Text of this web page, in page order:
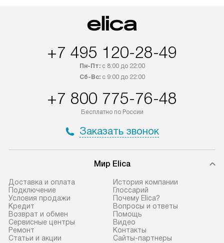
быть отправлены покупателю
интересен товар «Под заказ»,
приобретения с менеджером сайта.
доставляются бесплатно
по Москве в пределах МКАД,
не предусмотрена.
доставки доставит упакованный
прибор до двери или прихожей.
Если необходимо переместить
прибор до места установки,
пожалуйста, предварительно
уточните это с менеджером.
За данную услугу взимается
по монтажу
материалы.
к воде, крана и
+7 495 120-28-49
Пн-Пт:с 8:00 до 22:00
Сб-Вс:с 9:00 до 22:00
+7 800 775-76-48
Бесплатно по России
Заказать звонок
Мир Elica
Доставка и оплата
Подключение
Условия продажи
Кредит
Возврат и обмен
Сервисные центры
Ремонт
Статьи и акции
История компании
Глоссарий
Почему Elica?
Вопросы и ответы
Помощь
Видео
Контакты
Сайты-партнеры